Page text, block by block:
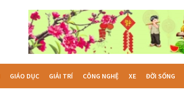
GIÁO DỤC GIẢI TRÍ CÔNG NGHỆ XE ĐỜI SỐNG